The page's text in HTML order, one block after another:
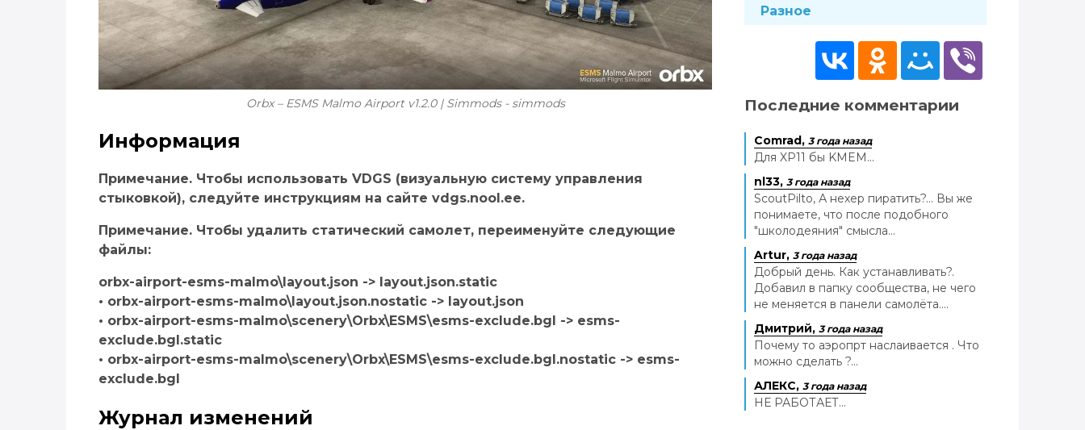
Orbx – ESMS Malmo Airport v1.2.0 | Simmods - simmods
Информация
Примечание. Чтобы использовать VDGS (визуальную систему управления
стыковкой), следуйте инструкциям на сайте vdgs.nool.ee.
Примечание. Чтобы удалить статический самолет, переименуйте следующие
файлы:
orbx-airport-esms-malmo\layout.json -> layout.json.static
• orbx-airport-esms-malmo\layout.json.nostatic -> layout.json
• orbx-airport-esms-malmo\scenery\Orbx\ESMS\esms-exclude.bgl -> esms-
exclude.bgl.static
• orbx-airport-esms-malmo\scenery\Orbx\ESMS\esms-exclude.bgl.nostatic -> esms-
exclude.bgl
Журнал изменений
Разное
Последние комментарии
Comrad, 3 года назад
Для XP11 бы KMEM...
nl33, 3 года назад
ScoutPilto, А нехер пиратить?... Вы же
понимаете, что после подобного
"школодеяния" смысла...
Artur, 3 года назад
Добрый день. Как устанавливать?.
Добавил в папку сообщества, не чего
не меняется в панели самолёта....
Дмитрий, 3 года назад
Почему то аэропрт наслаивается . Что
можно сделать ?...
АЛЕКС, 3 года назад
НЕ РАБОТАЕТ...